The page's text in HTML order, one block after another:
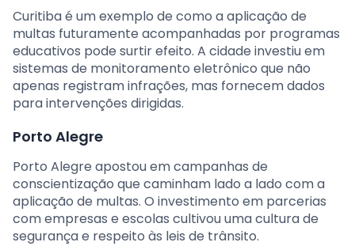
Curitiba é um exemplo de como a aplicação de
multas futuramente acompanhadas por programas
educativos pode surtir efeito. A cidade investiu em
sistemas de monitoramento eletrônico que não
apenas registram infrações, mas fornecem dados
para intervenções dirigidas.
Porto Alegre
Porto Alegre apostou em campanhas de
conscientização que caminham lado a lado com a
aplicação de multas. O investimento em parcerias
com empresas e escolas cultivou uma cultura de
segurança e respeito às leis de trânsito.